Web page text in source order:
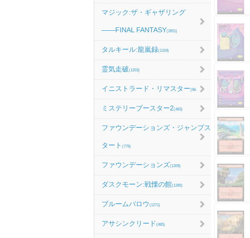
マジック:ザ・ギャザリング
――FINAL FANTASY(2651)
タルキール:龍嵐録(1319)
霊気走破(1203)
イニストラード・リマスター(984)
ミステリーブースター2(483)
ファウンデーションズ・ジャンプス
タート (779)
ファウンデーションズ(1209)
ダスクモーン:戦慄の館(1285)
ブルームバロウ (1271)
アサシンクリード (485)